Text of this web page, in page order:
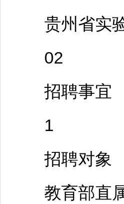
贵州省实验
02
招聘事宜
1
招聘对象
教育部直属